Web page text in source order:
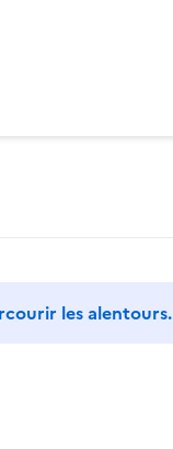
les alentours.